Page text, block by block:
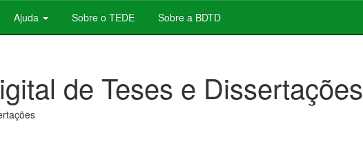
Ajuda Sobre o TEDE Sobre a BDTD
de Teses e Dissertações